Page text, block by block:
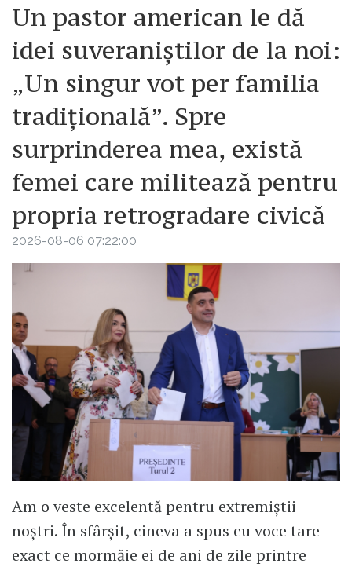
Un pastor american le dă
idei suveraniștilor de la noi:
„Un singur vot per familia
tradițională”. Spre
surprinderea mea, există
femei care militează pentru
propria retrogradare civică
2026-08-06 07:22:00
Am o veste excelentă pentru extremiștii
noștri. În sfârșit, cineva a spus cu voce tare
exact ce mormăie ei de ani de zile printre